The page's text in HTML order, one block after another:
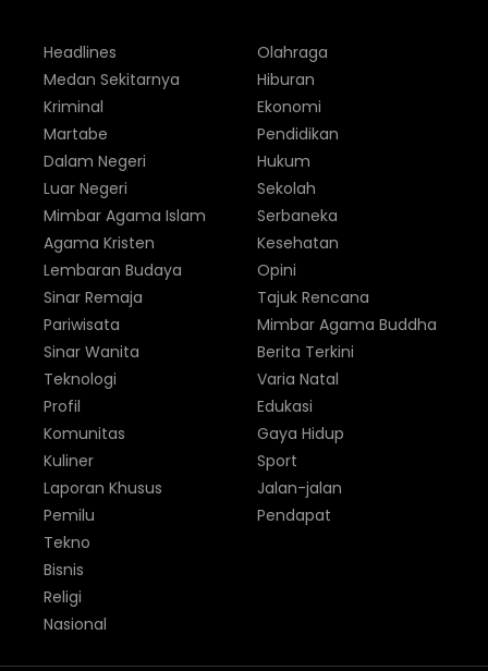
Headlines
Medan Sekitarnya
Kriminal
Martabe
Dalam Negeri
Luar Negeri
Olahraga
Hiburan
Ekonomi
Pendidikan
Hukum
Sekolah
Mimbar Agama Islam
Agama Kristen
Lembaran Budaya
Sinar Remaja
Pariwisata
Sinar Wanita
Serbaneka
Kesehatan
Opini
Tajuk Rencana
Mimbar Agama Buddha
Berita Terkini
Teknologi
Profil
Komunitas
Kuliner
Laporan Khusus
Pemilu
Varia Natal
Edukasi
Gaya Hidup
Sport
Jalan-jalan
Pendapat
Tekno
Bisnis
Religi
Nasional